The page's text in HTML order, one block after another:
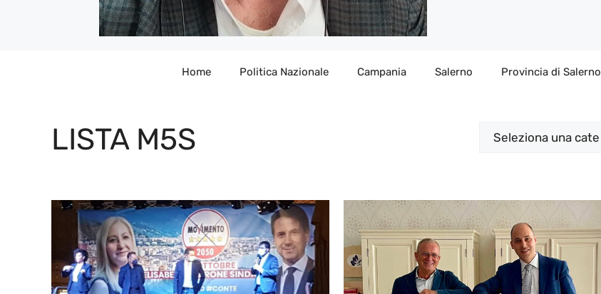
Home Politica Nazionale Campania Salerno Provincia di Salerno
LISTA M5S Categorie